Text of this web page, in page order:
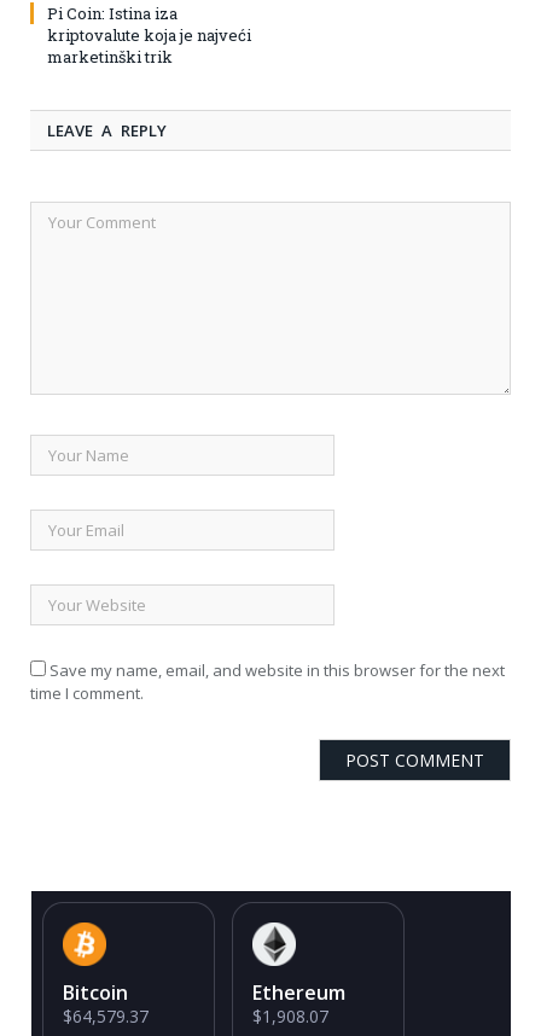
Pi Coin: Istina iza
kriptovalute koja je najveći
marketinški trik
LEAVE A REPLY
Save my name, email, and website in this browser for the next
time I comment.
Bitcoin
$64,579.37
Ethereum
$1,908.07